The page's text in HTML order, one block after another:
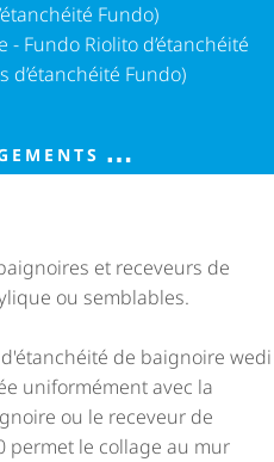
Fundo)
Fundo Riolito d’étanchéité
d’étanchéité Fundo)
Riolito d’étanchéité
et receveurs de
ou semblables.
de baignoire wedi
uniformément avec la
ou le receveur de
permet le collage au mur